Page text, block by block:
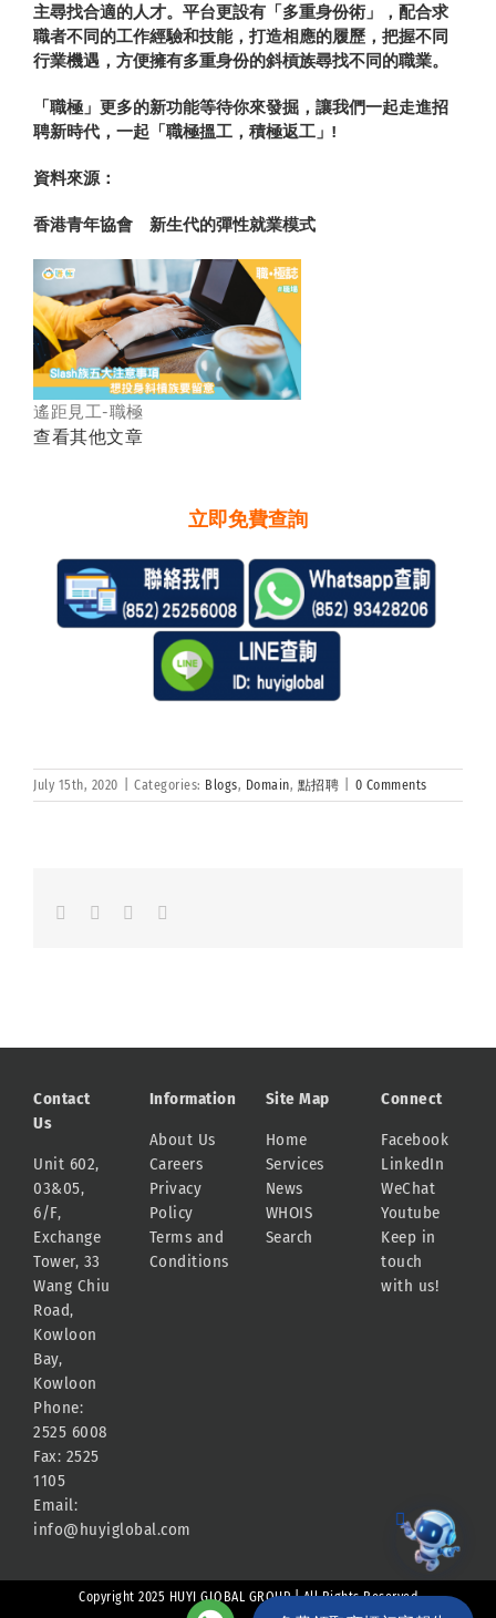
主尋找合適的人才。平台更設有「多重身份術」，配合求
職者不同的工作經驗和技能，打造相應的履歷，把握不同
行業機遇，方便擁有多重身份的斜槓族尋找不同的職業。
「職極」更多的新功能等待你來發掘，讓我們一起走進招
聘新時代，一起「職極搵工，積極返工」!
資料來源：
香港青年協會 新生代的彈性就業模式
遙距見工-職極
查看其他文章
立即免費查詢
July 15th, 2020 Categories: Blogs, Domain, 點招聘 0 Comments
FacebookLinkedInWhatsapp
Contact
Us
Unit 602,
03&05,
6/F,
Exchange
Tower, 33
Wang Chiu
Road,
Kowloon
Bay,
Kowloon
Phone:
2525 6008
Fax: 2525
1105
Email:
info@huyiglobal.com
Information
About Us
Careers
Privacy
Policy
Terms and
Conditions
Site Map
Home
Services
News
WHOIS
Search
Connect
Facebook
LinkedIn
WeChat
Youtube
Keep in
touch
with us!
Copyright 2025 HUYI GLOBAL GROUP | All Rights Reserved